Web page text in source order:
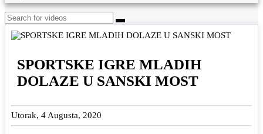
SPORTSKE IGRE MLADIH
DOLAZE U SANSKI MOST
Utorak, 4 Augusta, 2020